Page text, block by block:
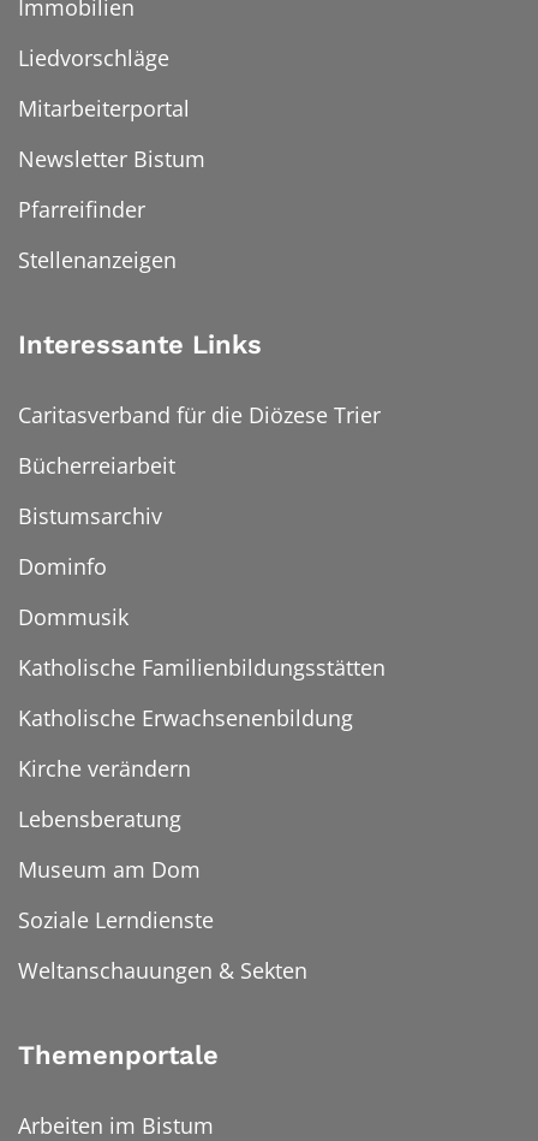
Immobilien
Liedvorschläge
Mitarbeiterportal
Newsletter Bistum
Pfarreifinder
Stellenanzeigen
Interessante Links
Caritasverband für die Diözese Trier
Bücherreiarbeit
Bistumsarchiv
Dominfo
Dommusik
Katholische Familienbildungsstätten
Katholische Erwachsenenbildung
Kirche verändern
Lebensberatung
Museum am Dom
Soziale Lerndienste
Weltanschauungen & Sekten
Themenportale
Arbeiten im Bistum